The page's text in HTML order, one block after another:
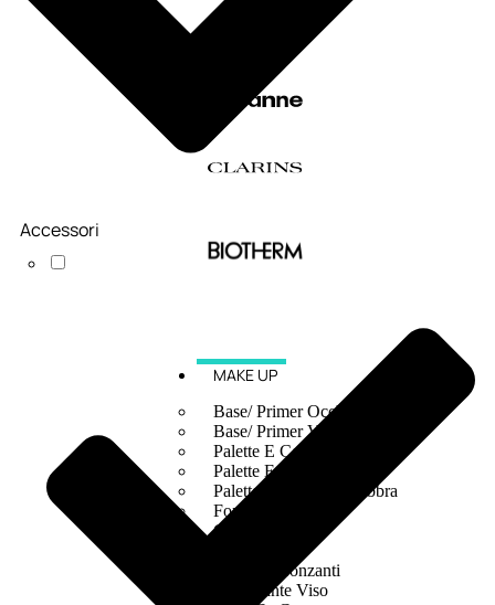
MAKE UP
Base/ Primer Occhi
Base/ Primer Viso
Palette E Cofanetti Occhi
Palette E Cofanetti Viso
Palette E Cofanetti Labbra
Fondotinta
Cipria
Terre Abbronzanti
Illuminante Viso
Accessori